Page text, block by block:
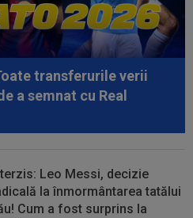
de gradul zero cu
FCSB...
transferurile verii
a semnat cu Real
Leo Messi, decizie
la înmormântarea tatălui
Cum a fost surprins la